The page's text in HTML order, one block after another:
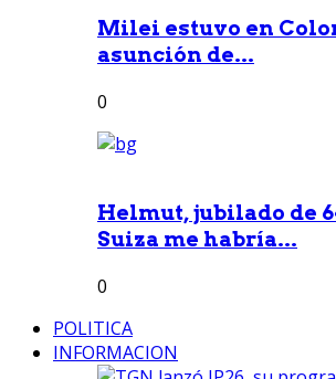
Milei estuvo en
asunción de...
0
Helmut, jubilado de
Suiza me habría...
0
POLITICA
INFORMACION